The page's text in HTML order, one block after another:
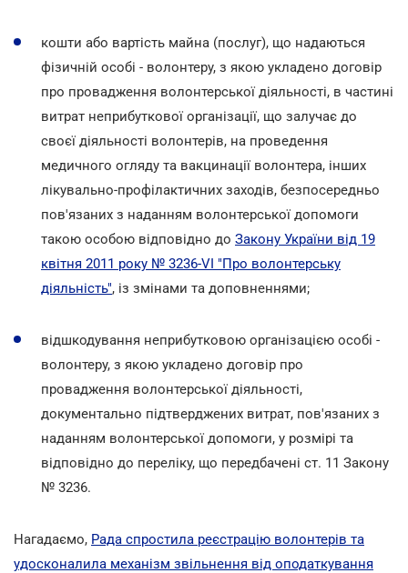
кошти або вартість майна (послуг), що надаються
фізичній особі - волонтеру, з якою укладено договір
про провадження волонтерської діяльності, в частині
витрат неприбуткової організації, що залучає до
своєї діяльності волонтерів, на проведення
медичного огляду та вакцинації волонтера, інших
лікувально-профілактичних заходів, безпосередньо
пов'язаних з наданням волонтерської допомоги
такою особою відповідно до Закону України від 19
квітня 2011 року № 3236-VI "Про волонтерську
діяльність", із змінами та доповненнями;
відшкодування неприбутковою організацією особі -
волонтеру, з якою укладено договір про
провадження волонтерської діяльності,
документально підтверджених витрат, пов'язаних з
наданням волонтерської допомоги, у розмірі та
відповідно до переліку, що передбачені ст. 11 Закону
№ 3236.
Нагадаємо, Рада спростила реєстрацію волонтерів та
удосконалила механізм звільнення від оподаткування